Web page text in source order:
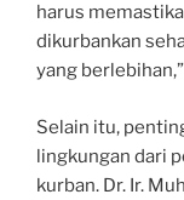
harus
dikurbankan
yang
Selain itu,
lingkungan dari
kurban. Dr. Ir.